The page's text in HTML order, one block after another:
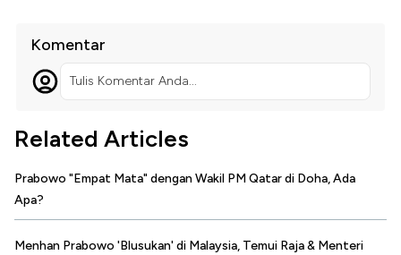
Komentar
Tulis Komentar Anda...
Related Articles
Prabowo "Empat Mata" dengan Wakil PM Qatar di Doha, Ada
Apa?
Menhan Prabowo 'Blusukan' di Malaysia, Temui Raja & Menteri